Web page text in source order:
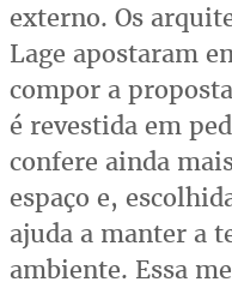
externo. Os
Lage apostaram
compor a
é revestida em
confere ainda
espaço e,
ajuda a manter a
ambiente. Essa